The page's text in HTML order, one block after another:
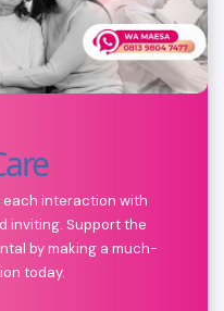
each interaction with
inviting. Support the
by making a much-
today.